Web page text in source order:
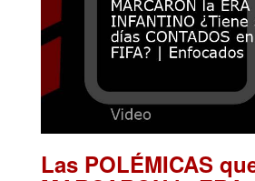
Las POLÉMICAS